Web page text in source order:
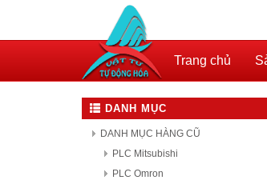
Trang chủ
DANH MỤC
DANH MỤC HÀNG CŨ
PLC Mitsubishi
PLC Omron